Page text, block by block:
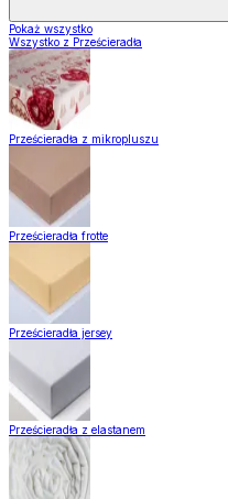
Pokaż wszystko
Wszystko z Prześcieradła
Prześcieradła z mikropluszu
Prześcieradła frotte
Prześcieradła jersey
Prześcieradła z elastanem